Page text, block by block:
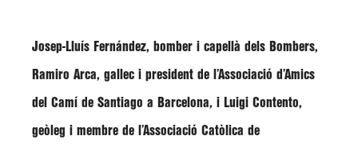
Josep-Lluís Fernández, bomber i capellà dels Bombers,
Ramiro Arca, gallec i president de l’Associació d’Amics
del Camí de Santiago a Barcelona, i Luigi Contento,
geòleg i membre de l’Associació Catòlica de